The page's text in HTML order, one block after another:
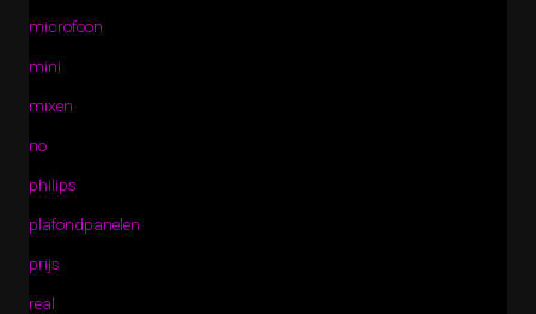
microfoon
mini
mixen
no
philips
plafondpanelen
prijs
real